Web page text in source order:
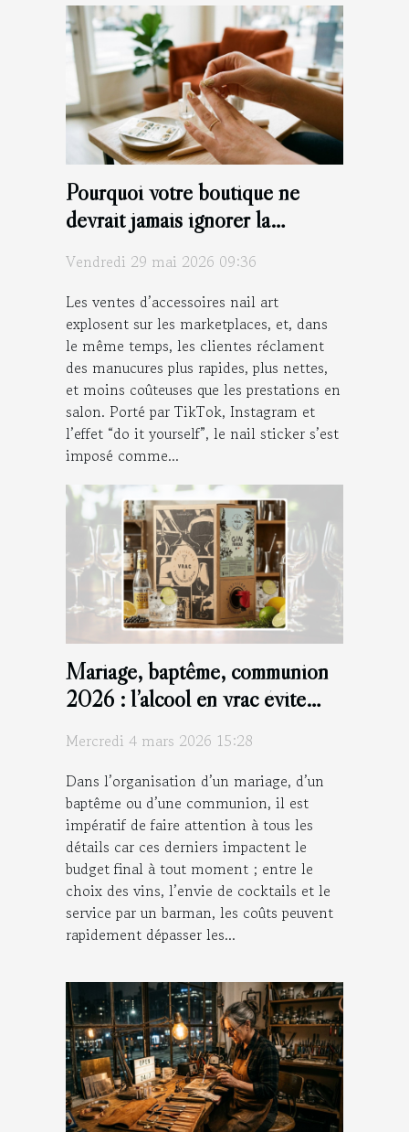
Pourquoi votre boutique ne
devrait jamais ignorer la
Vendredi 29 mai 2026 09:36
Les ventes d’accessoires nail art
explosent sur les marketplaces, et, dans
le même temps, les clientes réclament
des manucures plus rapides, plus nettes,
et moins coûteuses que les prestations en
salon. Porté par TikTok, Instagram et
l’effet “do it yourself”, le nail sticker s’est
imposé comme...
Mariage, baptême, communion
2026 : l’alcool en vrac évite
Mercredi 4 mars 2026 15:28
Dans l’organisation d’un mariage, d’un
baptême ou d’une communion, il est
impératif de faire attention à tous les
détails car ces derniers impactent le
budget final à tout moment ; entre le
choix des vins, l’envie de cocktails et le
service par un barman, les coûts peuvent
rapidement dépasser les...